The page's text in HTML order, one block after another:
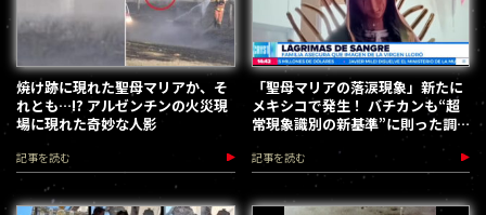
焼け跡に現れた聖母マリアか、そ
れとも…!? アルゼンチンの火災現
場に現れた奇妙な人影
記事を読む
「聖母マリアの落涙現象」新たに
メキシコで発生！ バチカンも“超
常現象識別の新基準”に則った調
査を開始！
記事を読む